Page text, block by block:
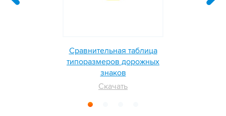
Сравнительная таблица
типоразмеров дорожных
знаков
Скачать